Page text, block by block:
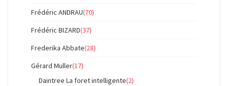
Frédéric ANDRAU(70)
Frédéric BIZARD(37)
Frederika Abbate(28)
Gérard Muller(17)
Daintree La foret intelligente(2)